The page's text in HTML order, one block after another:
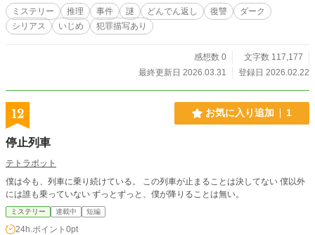
ミステリー 推理 事件 謎 どんでん返し 復讐
ダーク
シリアス
いじめ 犯罪描写あり
感想数 0
文字数 117,177
最終更新日 2026.03.31
登録日 2026.02.22
12 お気に入り追加 1
停止列車
テトラポット
僕は今も、列車に乗り続けている。 この列車が止まることは決してない 僕以外
には誰も乗っていない ずっとずっと、僕が降りることは無い。
ミステリー 連載中 短編
24h.ポイント 0pt